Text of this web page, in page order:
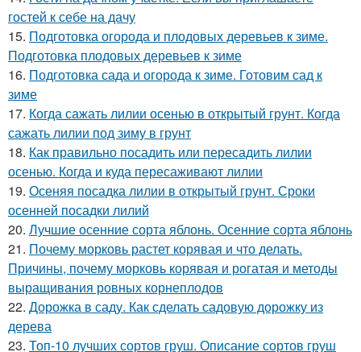
гостей к себе на дачу
15. Подготовка огорода и плодовых деревьев к зиме.
Подготовка плодовых деревьев к зиме
16. Подготовка сада и огорода к зиме. Готовим сад к
зиме
17. Когда сажать лилии осенью в открытый грунт. Когда
сажать лилии под зиму в грунт
18. Как правильно посадить или пересадить лилии
осенью. Когда и куда пересаживают лилии
19. Осеняя посадка лилии в открытый грунт. Сроки
осенней посадки лилий
20. Лучшие осенние сорта яблонь. Осенние сорта яблонь
21. Почему морковь растет корявая и что делать.
Причины, почему морковь корявая и рогатая и методы
выращивания ровных корнеплодов
22. Дорожка в саду. Как сделать садовую дорожку из
дерева
23. Топ-10 лучших сортов груш. Описание сортов груш